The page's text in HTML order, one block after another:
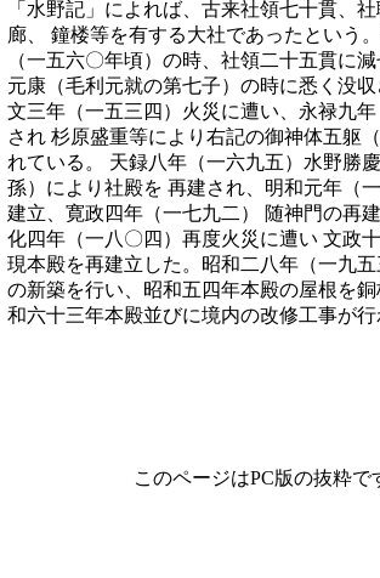
「水野記」によれば、古来社領七十貫、
廊、 鐘楼等を有する大社であったという
（一五六〇年頃）の時、社領二十五貫に
元康（毛利元就の第七子）の時に悉く没
文三年（一五三四）火災に遭い、永禄九
され 杉原盛重等により右記の御神体五躯
れている。 天録八年（一六九五）水野勝
孫）により社殿を 再建され、明和元年（
建立、寛政四年（一七九二） 随神門の再
化四年（一八〇四）再度火災に遭い 文政
現本殿を再建立した。昭和二八年（一九
の新築を行い、昭和五四年本殿の屋根を
和六十三年本殿並びに境内の改修工事が行
このページはPC版の抜粋で